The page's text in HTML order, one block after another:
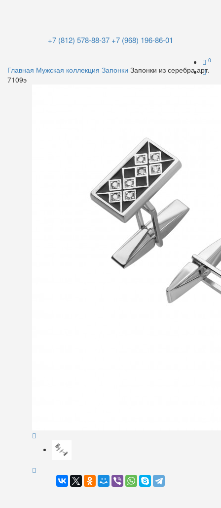
+7 (812) 578-88-37 +7 (968) 196-86-01
0
Главная Мужская коллекция Запонки Запонки из серебра арт.
7109э